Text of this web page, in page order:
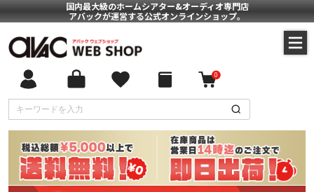
国内最大級のホームシアター&オーディオ専門店
アバックが運営する公式オンラインショップ。
0